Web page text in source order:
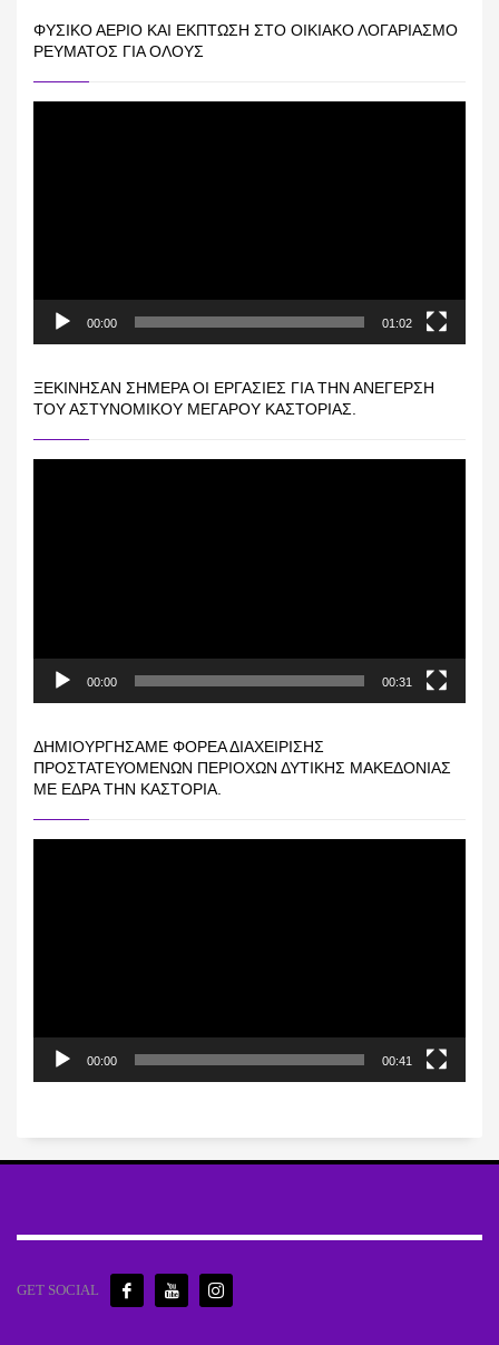
ΦΥΣΙΚΌ ΑΈΡΙΟ ΚΑΙ ΕΚΠΤΩΣΗ ΣΤΟ ΟΙΚΙΑΚΌ ΛΟΓΑΡΙΑΣΜΌ
ΡΕΎΜΑΤΟΣ ΓΙΑ ΟΛΟΥΣ
00:00 01:02
ΞΕΚΊΝΗΣΑΝ ΣΉΜΕΡΑ ΟΙ ΕΡΓΑΣΊΕΣ ΓΙΑ ΤΗΝ ΑΝΈΓΕΡΣΗ
ΤΟΥ ΑΣΤΥΝΟΜΙΚΟΎ ΜΕΓΆΡΟΥ ΚΑΣΤΟΡΙΆΣ.
00:00 00:31
ΔΗΜΙΟΥΡΓΉΣΑΜΕ ΦΟΡΈΑ ΔΙΑΧΕΊΡΙΣΗΣ
ΠΡΟΣΤΑΤΕΥΌΜΕΝΩΝ ΠΕΡΙΟΧΏΝ ΔΥΤΙΚΉΣ ΜΑΚΕΔΟΝΊΑΣ
ΜΕ ΈΔΡΑ ΤΗΝ ΚΑΣΤΟΡΙΆ.
00:00 00:41
GET SOCIAL